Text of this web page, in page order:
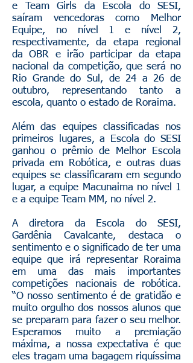
e Team Girls da Escola do SESI,
saíram vencedoras como Melhor
Equipe, no nível 1 e nível 2,
respectivamente, da etapa regional
da OBR e irão participar da etapa
nacional da competição, que será no
Rio Grande do Sul, de 24 a 26 de
outubro, representando tanto a
escola, quanto o estado de Roraima.
Além das equipes classificadas nos
primeiros lugares, a Escola do SESI
ganhou o prêmio de Melhor Escola
privada em Robótica, e outras duas
equipes se classificaram em segundo
lugar, a equipe Macunaima no nível 1
e a equipe Team MM, no nível 2.
A diretora da Escola do SESI,
Gardênia Cavalcante, destaca o
sentimento e o significado de ter uma
equipe que irá representar Roraima
em uma das mais importantes
competições nacionais de robótica.
“O nosso sentimento é de gratidão e
muito orgulho dos nossos alunos que
se preparam para fazer o seu melhor.
Esperamos muito a premiação
máxima, a nossa expectativa é que
eles tragam uma bagagem riquíssima